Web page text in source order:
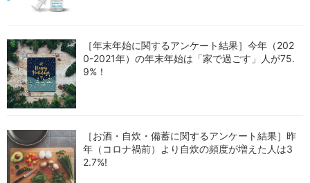
［年末年始に関するアンケート結果］今年（202
0-2021年）の年末年始は「家で過ごす」人が75.
9%！
［お酒・自炊・備蓄に関するアンケート結果］昨
年（コロナ禍前）より自炊の頻度が増えた人は3
2.7%!